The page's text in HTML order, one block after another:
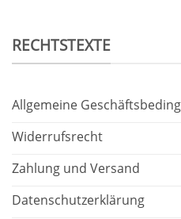
RECHTSTEXTE
Allgemeine
Widerrufsrecht
Zahlung und Versand
Datenschutzerklärung